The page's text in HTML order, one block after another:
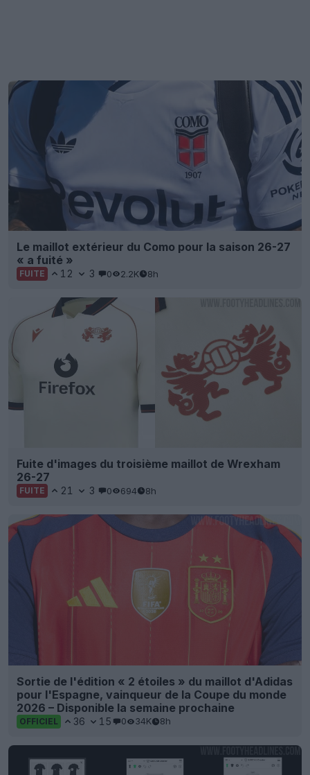
Le maillot extérieur du Como pour la saison 26-27
« a fuité »
FUITE 12 3 0 2.2K 8h
Fuite d'images du troisième maillot de Wrexham
26-27
FUITE 21 3 0 694 8h
Sortie de l'édition « 2 étoiles » du maillot d'Adidas
pour l'Espagne, vainqueur de la Coupe du monde
2026 – Disponible la semaine prochaine
OFFICIEL 36 15 0 34K 8h